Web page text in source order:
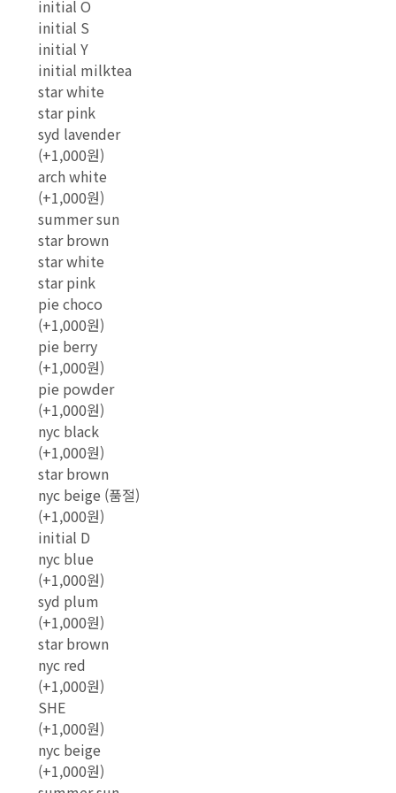
initial O
initial S
initial Y
initial milktea
star white
star pink
syd lavender
(+1,000원)
arch white
(+1,000원)
summer sun
star brown
star white
star pink
pie choco
(+1,000원)
pie berry
(+1,000원)
pie powder
(+1,000원)
nyc black
(+1,000원)
star brown
nyc beige (품절)
(+1,000원)
initial D
nyc blue
(+1,000원)
syd plum
(+1,000원)
star brown
nyc red
(+1,000원)
SHE
(+1,000원)
nyc beige
(+1,000원)